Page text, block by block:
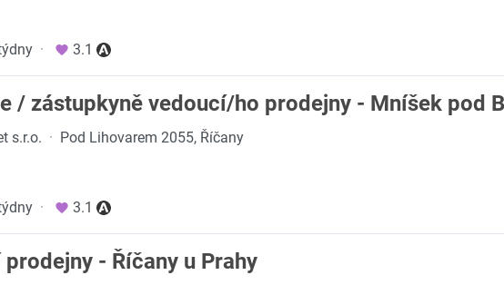
· 3.1
/ zástupkyně vedoucí/ho prodejny - Mníšek pod
s.r.o. · Pod Lihovarem 2055, Říčany
· 3.1
- Říčany u Prahy